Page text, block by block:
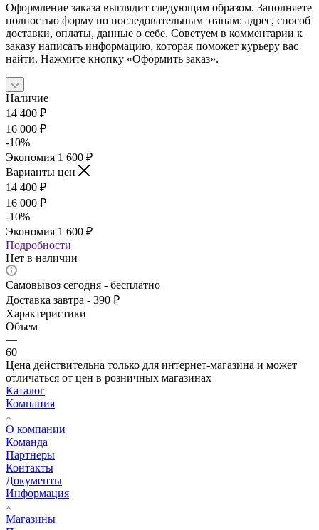
Оформление заказа выглядит следующим образом. Заполняете
полностью форму по последовательным этапам: адрес, способ
доставки, оплаты, данные о себе. Советуем в комментарии к
заказу написать информацию, которая поможет курьеру вас
найти. Нажмите кнопку «Оформить заказ».
Наличие
14 400 ₽
16 000 ₽
-10%
Экономия 1 600 ₽
Варианты цен
14 400 ₽
16 000 ₽
-10%
Экономия 1 600 ₽
Подробности
Нет в наличии
Самовывоз сегодня - бесплатно
Доставка завтра - 390 ₽
Характеристики
Объем
—
60
Цена действительна только для интернет-магазина и может
отличаться от цен в розничных магазинах
Каталог
Компания
О компании
Команда
Партнеры
Контакты
Документы
Информация
Магазины